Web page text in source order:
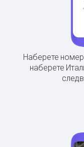
Наберете
наберете